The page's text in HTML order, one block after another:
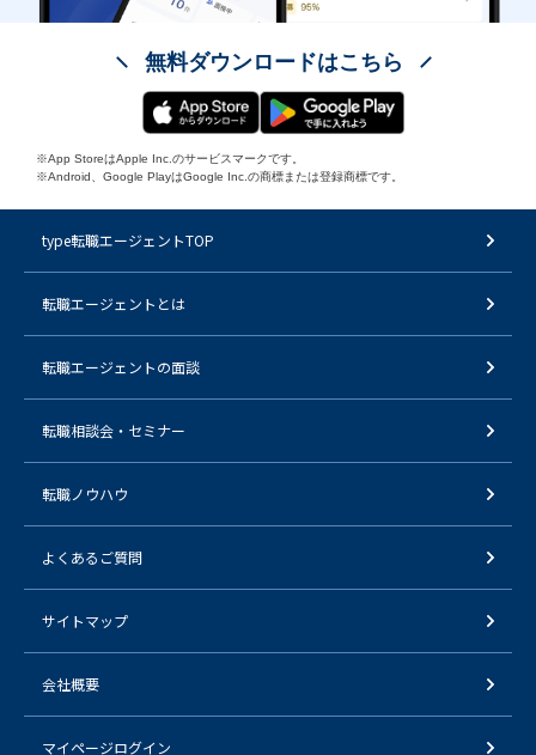
無料ダウンロードはこちら
※App StoreはApple Inc.のサービスマークです。
※Android、Google PlayはGoogle Inc.の商標または登録商標です。
type転職エージェントTOP
転職エージェントとは
転職エージェントの面談
転職相談会・セミナー
転職ノウハウ
よくあるご質問
サイトマップ
会社概要
マイページログイン